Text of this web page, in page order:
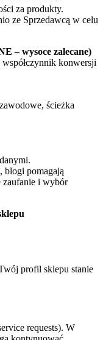
za produkty.
ze Sprzedawcą w celu
– wysoce zalecane)
konwersji
ścieżka
blogi pomagają
zaufanie i wybór
profil sklepu stanie
requests). W